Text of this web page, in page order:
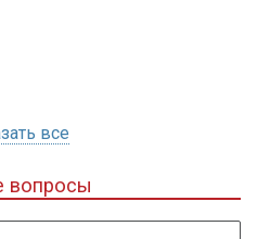
все
вопросы